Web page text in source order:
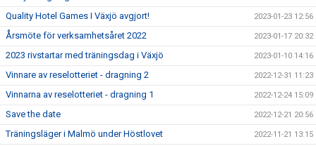
Quality Hotel Games I Växjö avgjort! 2023-01-23 12:56
Årsmöte för verksamhetsåret 2022 2023-01-17 20:32
2023 rivstartar med träningsdag i Växjö 2023-01-10 14:16
Vinnare av reselotteriet - dragning 2 2022-12-31 11:23
Vinnarna av reselotteriet - dragning 1 2022-12-24 15:09
Save the date 2022-12-21 20:56
Träningsläger i Malmö under Höstlovet 2022-11-21 13:15